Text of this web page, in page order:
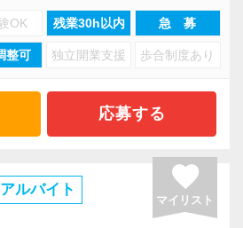
すが、ゆくゆくはテレワー
を織り交ぜたハイブリット
方も可能です。
20時間程度。
イフバランスに関する心配
ン◎
ションを大切にしています
う飲み会は2次会、たまに3
り、非常にまとまりの良い働
川を中心に、製造業や建設
が多くなっています。
問先や金融機関からのご紹
顧問先を訪問し、お客様と
います。
担当社員を所内でサポート
OK 残業30h以内 急 募
整可 独立開業支援 歩合制度あり
応募する
ルバイト favorite
マイリスト